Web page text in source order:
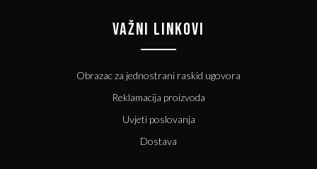
VAŽNI LINKOVI
Obrazac za jednostrani raskid ugovora
Reklamacija proizvoda
Uvjeti poslovanja
Dostava